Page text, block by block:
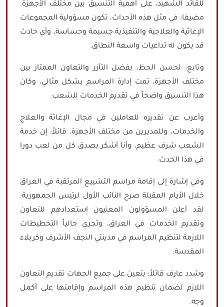
للقائد الشهيد، على أهمية التنسيق بين مختلف الأجهزة.
مضيفا: في مثل هذه الأحداث، تكون مسؤولية المجموعات
الإغاثية والعلاجية والتنفيذية جسيمة وحساسة، وأي حادث
قد يكون له تداعيات واسعة النطاق.
وتابع: لحسن الحظ، بفضل التآزر والتعاون الممتاز بين
مختلف الأجهزة، تمت إدارة المراسم بشكل مثالي، وكان
هذا التنسيق واضحاً في تقديم الخدمات للشعب.
وأعرب عن تقديره للعاملين في مجال الإغاثة والعلاج
والخدمات، وللمديرين من مختلف الأجهزة، قائلاً: إن خدمة
الشعب شرف عظيم، وأنا أشكر بصدق كل من لعب دورا
في هذا الحدث.
وفي إشارة إلى إقامة مراسم التشييع المرتقبة في العراق
خلال الأيام المقبلة صرح النائب الأول لرئيس الجمهورية:
لقد أعلن المسؤولون المعنيون استعدادهم للتعاون
وتقديم الخدمات في العراق، وتجري حالياً التخطيطات
اللازمة لتنظيم المراسم في مدينتي النجف الأشرف وكربلاء
المقدسة.
وشدد عارف قائلاً: يتعين على جميع الجهات تقديم التعاون
اللازم لضمان تنظيم هذه المراسم وإقامتها على أكمل
وجه.